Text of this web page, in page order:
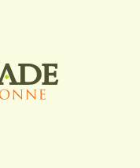
compte Facebook
vers le compte